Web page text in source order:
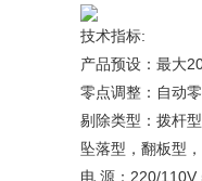
技术指标:
产品预设：最大
零点调整：自动
剔除类型：拨杆
坠落型，翻板型
电 源：220/110V